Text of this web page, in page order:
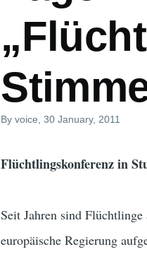
Byvoice , 30 January, 2011
Flüchtlingskonferenz in
Seit Jahren sind
europäische Regierung